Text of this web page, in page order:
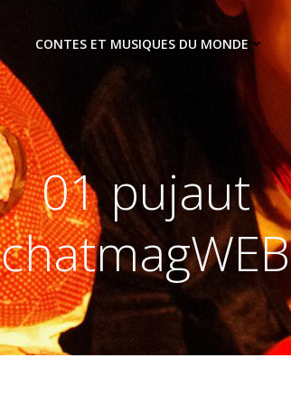
CONTES ET MUSIQUES DU MONDE
01 pujaut
chatmagWEB